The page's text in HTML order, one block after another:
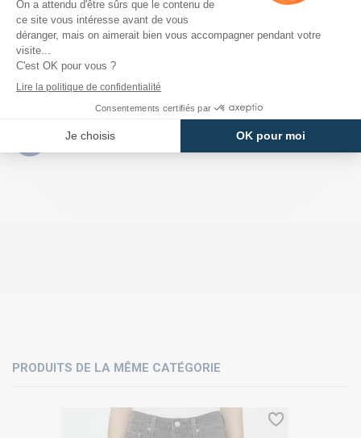
- Coupe 5 poches
DÉTAILS DU PRODUIT
PRODUITS DE LA MÊME CATÉGORIE